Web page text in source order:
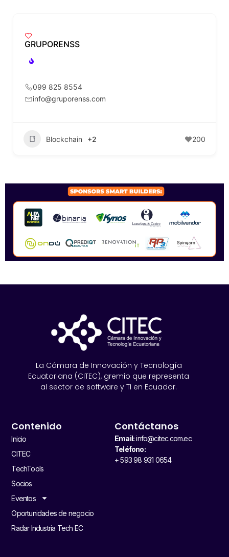
GRUPORENSS
099 825 8554
info@gruporenss.com
Blockchain +2 200
La Cámara de Innovación y Tecnología
Ecuatoriana (CITEC), gremio que representa
al sector de software y TI en Ecuador.
Contenido
Inicio
CITEC
TechTools
Socios
Eventos
Oportunidades de negocio
Radar Industria Tech EC
Contáctanos
Email:info@citec.com.ec
Teléfono:
+ 593 98 931 0654